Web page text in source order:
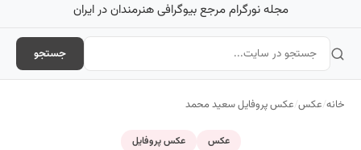
مجله نورگرام مرجع بیوگرافی هنرمندان در ایران
جستجو
خانه/عکس/عکس پروفایل سعید محمد
عکس عکس پروفایل